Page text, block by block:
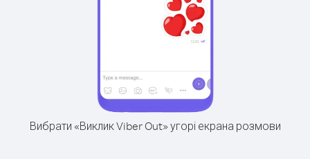
Вибрати «Виклик Viber Out» угорі екрана розмови